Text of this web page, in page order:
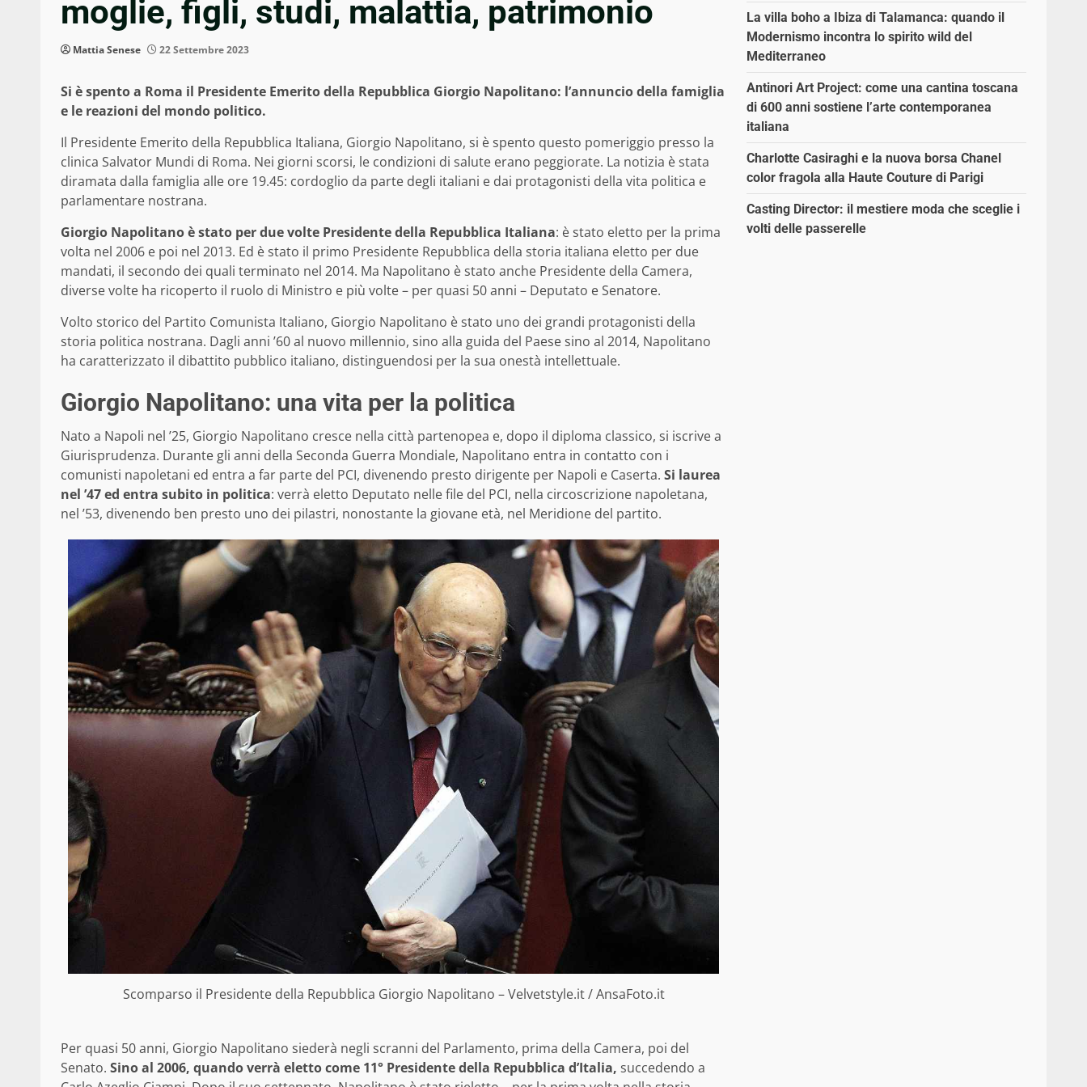
moglie, figli, studi, malattia, patrimonio
Mattia Senese 22 Settembre 2023
Si è spento a Roma il Presidente Emerito della Repubblica Giorgio Napolitano: l’annuncio della famiglia
e le reazioni del mondo politico.
Il Presidente Emerito della Repubblica Italiana, Giorgio Napolitano, si è spento questo pomeriggio presso la
clinica Salvator Mundi di Roma. Nei giorni scorsi, le condizioni di salute erano peggiorate. La notizia è stata
diramata dalla famiglia alle ore 19.45: cordoglio da parte degli italiani e dai protagonisti della vita politica e
parlamentare nostrana.
Giorgio Napolitano è stato per due volte Presidente della Repubblica Italiana: è stato eletto per la prima
volta nel 2006 e poi nel 2013. Ed è stato il primo Presidente Repubblica della storia italiana eletto per due
mandati, il secondo dei quali terminato nel 2014. Ma Napolitano è stato anche Presidente della Camera,
diverse volte ha ricoperto il ruolo di Ministro e più volte – per quasi 50 anni – Deputato e Senatore.
Volto storico del Partito Comunista Italiano, Giorgio Napolitano è stato uno dei grandi protagonisti della
storia politica nostrana. Dagli anni ’60 al nuovo millennio, sino alla guida del Paese sino al 2014, Napolitano
ha caratterizzato il dibattito pubblico italiano, distinguendosi per la sua onestà intellettuale.
Giorgio Napolitano: una vita per la politica
Nato a Napoli nel ’25, Giorgio Napolitano cresce nella città partenopea e, dopo il diploma classico, si iscrive a
Giurisprudenza. Durante gli anni della Seconda Guerra Mondiale, Napolitano entra in contatto con i
comunisti napoletani ed entra a far parte del PCI, divenendo presto dirigente per Napoli e Caserta. Si laurea
nel ’47 ed entra subito in politica: verrà eletto Deputato nelle file del PCI, nella circoscrizione napoletana,
nel ’53, divenendo ben presto uno dei pilastri, nonostante la giovane età, nel Meridione del partito.
Scomparso il Presidente della Repubblica Giorgio Napolitano – Velvetstyle.it / AnsaFoto.it
Per quasi 50 anni, Giorgio Napolitano siederà negli scranni del Parlamento, prima della Camera, poi del
Senato. Sino al 2006, quando verrà eletto come 11° Presidente della Repubblica d’Italia, succedendo a
La villa boho a Ibiza di Talamanca: quando il
Modernismo incontra lo spirito wild del
Mediterraneo
Antinori Art Project: come una cantina toscana
di 600 anni sostiene l’arte contemporanea
italiana
Charlotte Casiraghi e la nuova borsa Chanel
color fragola alla Haute Couture di Parigi
Casting Director: il mestiere moda che sceglie i
volti delle passerelle